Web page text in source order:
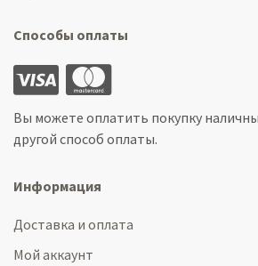
Способы оплаты
Вы можете оплатить покупку
другой способ оплаты.
Информация
Доставка и оплата
Мой аккаунт